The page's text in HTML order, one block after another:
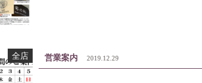
全店 営業案内 2019.12.29